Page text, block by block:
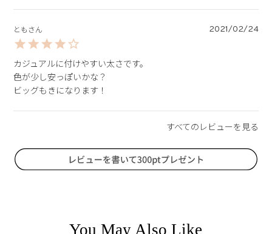
とも 2021/02/24
カジュアルに付けやすい太さです。
色が少し安っぽいかな？
ビッグもきになります！
You May Also Like